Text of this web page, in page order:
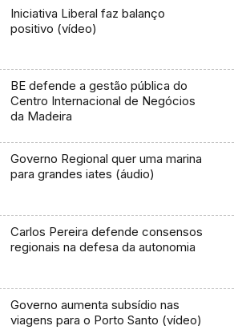
Iniciativa Liberal faz balanço
positivo (vídeo)
BE defende a gestão pública do
Centro Internacional de Negócios
da Madeira
Governo Regional quer uma marina
para grandes iates (áudio)
Carlos Pereira defende consensos
regionais na defesa da autonomia
Governo aumenta subsídio nas
viagens para o Porto Santo (vídeo)